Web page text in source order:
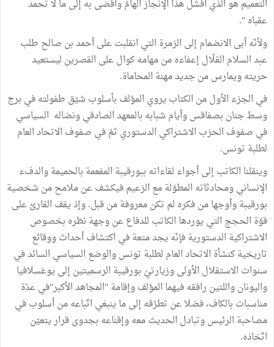
التعميم هو الذي أفشل هذا الإنجاز الهامّ وأفضى به إلى ما لا تحمد
عقباه ".
ولأنّه أبى الانضمام إلى الزمرة التي انقلبت على أحمد بن صالح طلب
عبد السلام القلّال إعفاءه من مهامه كوال على القصرين ليستعيد
حريته ويمارس من جديد مهنة المحاماة.
في الجزء الأول من الكتاب يروي المؤلف بأسلوب شيّق طفولته في برج
وسط جنان بصفاقس وأيام شبابه بالمعهد الصادقي ونضاله السياسي
في صفوف الحزب الاشتراكي الدستوري ثمّ في صفوف الاتحاد العام
لطلبة تونس.
وينقلنا الكاتب إلى أجواء لقاءاته ببورقيبة المفعمة بالحميمة والدفء
الإنساني ومحادثاته المطوّلة مع الزعيم فيكشف عن ملامح من شخصية
بورقيبة وأوجها من فكره لم تكن معروفة من قبل. وإذ يقف القارئ على
قوّة الحجج التي يوردها الكاتب للدفاع عن وجهة نظره بخصوص
الاشتراكية الدستورية فإنّه يجد متعة في اكتشاف أحداث ووقائع
تاريخية كنشأة الاتحاد العام لطلبة تونس والوضع السياسي السائد في
سنوات الاستقلال الأولى وزيارتيْ بورقيبة الرسميتين إلى يوغسلافيا
واليونان واللتين رافقه فيهما المؤلف وإقامة "المجاهد الأكبر"في عدّة
مناسبات بالكاف، فضلا عن تطرّقه إلى ما ينبغي اتّباعه من أسلوب في
مصاحبة الرئيس وتبادل الحديث معه وإقناعه بجدوى قرار يتعيّن
اتّخاذه.